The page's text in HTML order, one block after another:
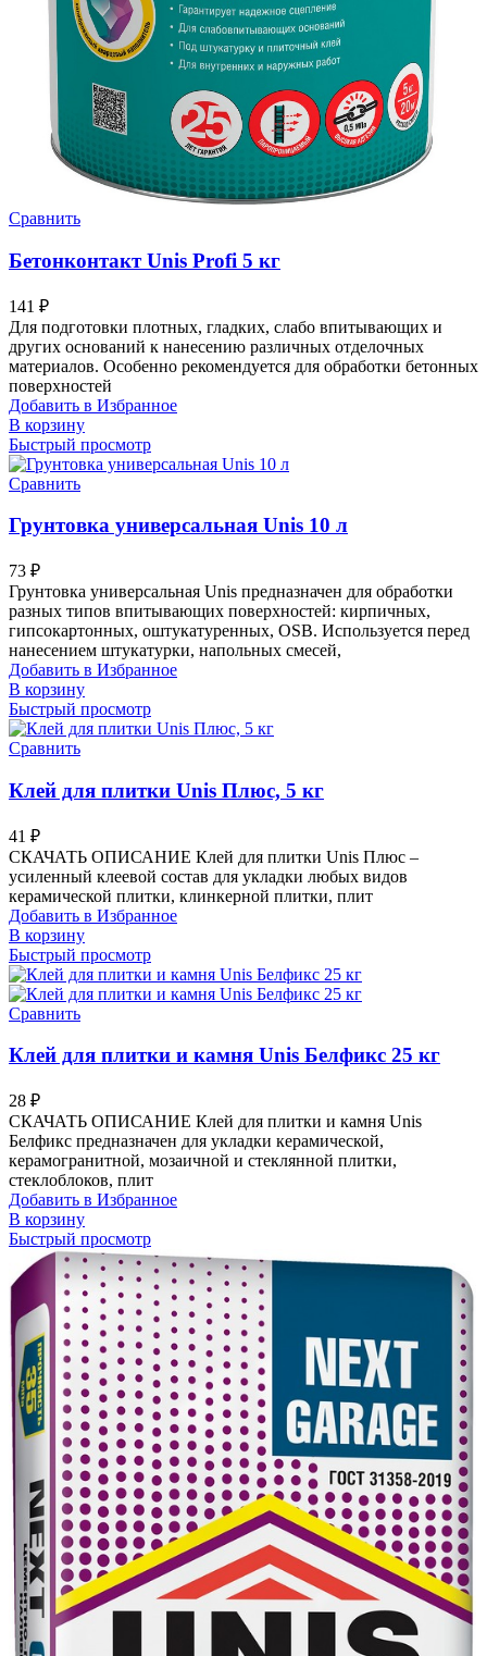
Сравнить
Бетонконтакт Unis Profi 5 кг
141 ₽
Для подготовки плотных, гладких, слабо впитывающих и
других оснований к нанесению различных отделочных
материалов. Особенно рекомендуется для обработки бетонных
поверхностей
Добавить в Избранное
В корзину
Быстрый просмотр
Сравнить
Грунтовка универсальная Unis 10 л
73 ₽
Грунтовка универсальная Unis предназначен для обработки
разных типов впитывающих поверхностей: кирпичных,
гипсокартонных, оштукатуренных, OSB. Используется перед
нанесением штукатурки, напольных смесей,
Добавить в Избранное
В корзину
Быстрый просмотр
Сравнить
Клей для плитки Unis Плюс, 5 кг
41 ₽
СКАЧАТЬ ОПИСАНИЕ Клей для плитки Unis Плюс –
усиленный клеевой состав для укладки любых видов
керамической плитки, клинкерной плитки, плит
Добавить в Избранное
В корзину
Быстрый просмотр
Сравнить
Клей для плитки и камня Unis Белфикс 25 кг
28 ₽
СКАЧАТЬ ОПИСАНИЕ Клей для плитки и камня Unis
Белфикс предназначен для укладки керамической,
керамогранитной, мозаичной и стеклянной плитки,
стеклоблоков, плит
Добавить в Избранное
В корзину
Быстрый просмотр